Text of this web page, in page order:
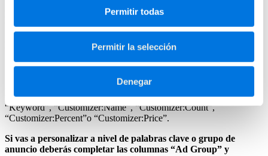
Permitir todas
Permitir la selección
Denegar
Introduce el formato de caracteres que usa tu atributo en la columna
“Data Type”.
En la columna “Account Value”, escribe el valor de tu atributo.
Crea valores:
Aquí algunos ejemplos: introduce los valores que quieras
personalizar en las siguientes columnas: “Campaign”, “Ad group”,
“Keyword”, “Customizer:Name”, “Customizer:Count”,
“Customizer:Percent”o “Customizer:Price”.
Si vas a personalizar a nivel de palabras clave o grupo de
anuncio deberás completar las columnas “Ad Group” y